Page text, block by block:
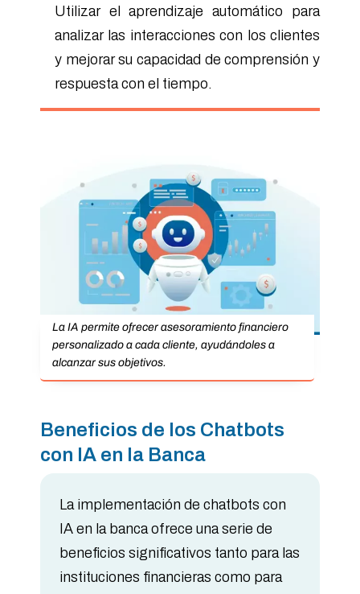
Utilizar el aprendizaje automático para
analizar las interacciones con los clientes
y mejorar su capacidad de comprensión y
respuesta con el tiempo.
La IA permite ofrecer asesoramiento financiero
personalizado a cada cliente, ayudándoles a
alcanzar sus objetivos.
Beneficios de los Chatbots
con IA en la Banca
La implementación de chatbots con
IA en la banca ofrece una serie de
beneficios significativos tanto para las
instituciones financieras como para